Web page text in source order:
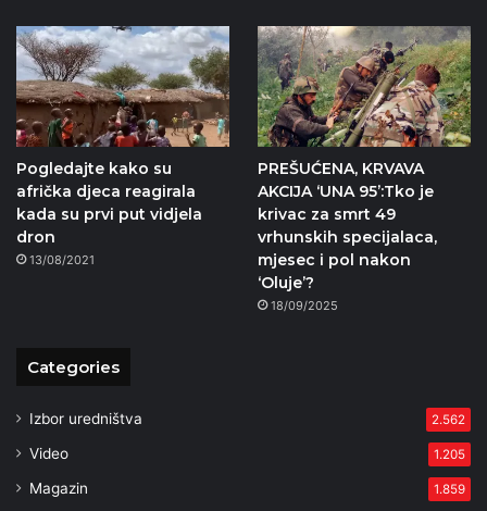
Pogledajte kako su
afrička djeca reagirala
kada su prvi put vidjela
dron
13/08/2021
PREŠUĆENA, KRVAVA
AKCIJA ‘UNA 95’:Tko je
krivac za smrt 49
vrhunskih specijalaca,
mjesec i pol nakon
‘Oluje’?
18/09/2025
Categories
Izbor uredništva 2.562
Video 1.205
Magazin 1.859